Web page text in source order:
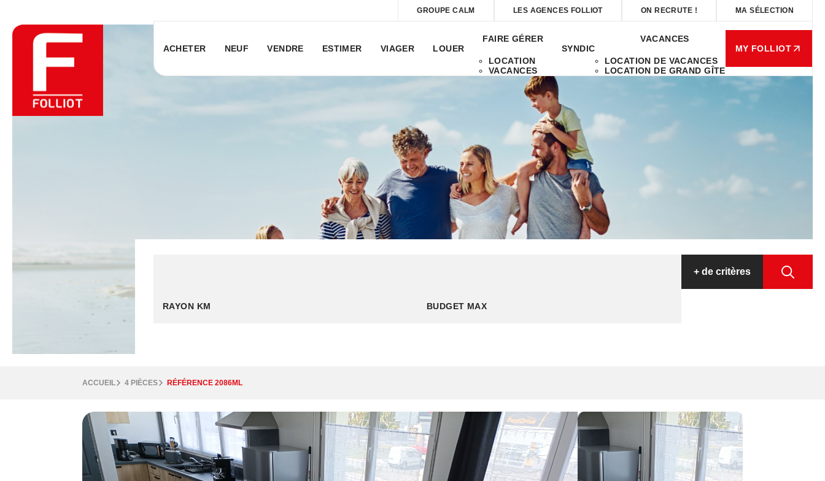
GROUPE CALM LES AGENCES FOLLIOT ON RECRUTE ! MA SÉLECTION
ACHETER NEUF VENDRE ESTIMER VIAGER LOUER
FAIRE GÉRER
LOCATION
VACANCES
SYNDIC
VACANCES
LOCATION DE VACANCES
LOCATION DE GRAND GÎTE
MY FOLLIOT
RAYON KM
+ de critères
ACCUEIL 4 PIÈCES RÉFÉRENCE 2086ML